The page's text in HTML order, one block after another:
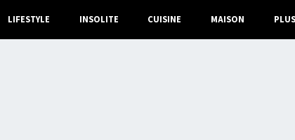
LIFESTYLE INSOLITE CUISINE MAISON PLUS